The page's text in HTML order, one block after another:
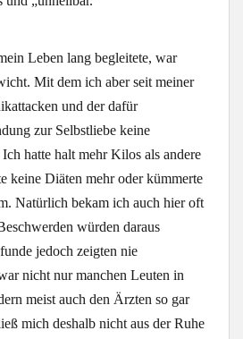
Leben lang begleitete, war
Mit dem ich aber seit meiner
und der dafür
zur Selbstliebe keine
hatte halt mehr Kilos als andere
keine Diäten mehr oder kümmerte
Natürlich bekam ich auch hier oft
würden daraus
jedoch zeigten nie
nicht nur manchen Leuten in
meist auch den Ärzten so gar
mich deshalb nicht aus der Ruhe